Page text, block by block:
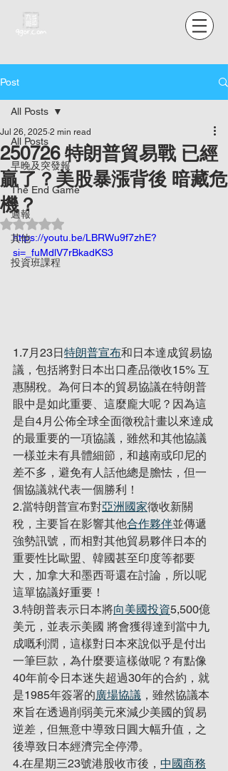
Post
All Posts
早晚及突發報
The End Game
週報
其他
投資班課程
All Posts
250726 特朗普貿易戰 已經
贏了？美股暴漲背後 暗藏危
機？
Jul 26, 2025 2 min read
Rated NaN out of 5 stars.
https://youtu.be/LBRWu9f7zhE?
si=_fuMdlV7rBkadKS3
1.7月23日特朗普宣布和日本達成貿易協
議，包括將對日本出口產品徵收15% 互
惠關稅。為何日本的貿易協議在特朗普
眼中是如此重要、這麼龐大呢？因為這
是自4月公佈全球全面徵稅計畫以來達成
的最重要的一項協議，雖然和其他協議
一樣並未有具體細節，和越南或印尼的
差不多，避免有人話他總是膽怯，但一
個協議就代表一個勝利！
2.當特朗普宣布對亞洲國家徵收新關
稅，主要旨在影響其他合作夥伴並傳遞
強勢訊號，而相對其他貿易夥伴日本的
重要性比歐盟、韓國甚至印度等都要
大，加拿大和墨西哥還在討論，所以呢
這單協議好重要！
3.特朗普表示日本將向美國投資5,500億
美元，並表示美國 將會獲得達到當中九
成嘅利潤，這樣對日本來說似乎是付出
一筆巨款，為什麼要這樣做呢？有點像
40年前令日本迷失超過30年的合約，就
是1985年簽署的廣場協議 ，雖然協議本
來旨在透過削弱美元來減少美國的貿易
逆差，但無意中導致日圓大幅升值，之
後導致日本經濟完全停滯。
4.在星期三23號港股收市後， 中國商務